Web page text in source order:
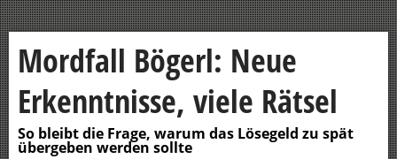
Mordfall Bögerl: Neue
Erkenntnisse, viele Rätsel
So bleibt die Frage, warum das Lösegeld zu spät
übergeben werden sollte